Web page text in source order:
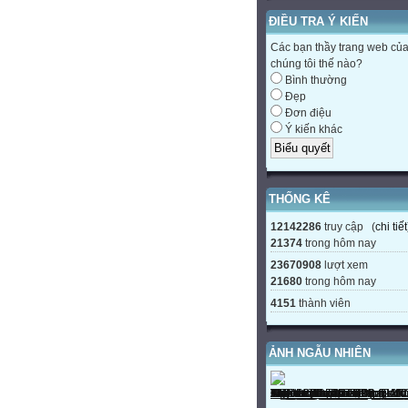
ĐIỀU TRA Ý KIẾN
Các bạn thầy trang web của
chúng tôi thế nào?
Bình thường
Đẹp
Đơn điệu
Ý kiến khác
THỐNG KÊ
12142286 truy cập (chi tiết
21374 trong hôm nay
23670908 lượt xem
21680 trong hôm nay
4151 thành viên
ẢNH NGẪU NHIÊN